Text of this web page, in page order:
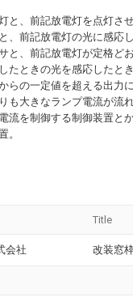
と、前記放電灯を点灯さ
、前記放電灯の光に感応
と、前記放電灯が定格ど
たときの光を感応したと
らの一定値を超える出力
も大きなランプ電流が流
流を制御する制御装置と
。
Title
会社 改装窓